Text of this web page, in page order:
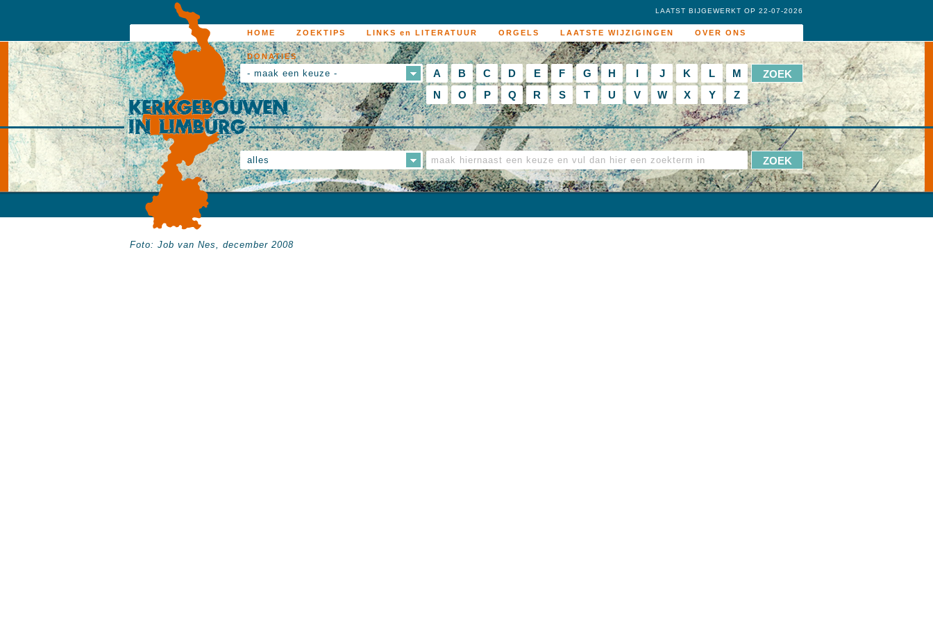
HOME ZOEKTIPS LINKS en LITERATUUR ORGELS LAATSTE WIJZIGINGEN OVER ONS
DONATIES
LAATST BIJGEWERKT OP 22-07-2026
- maak een keuze - A B C D E F G H I J K L
M
N
O P Q R S T U V W X Y Z
alles
Foto: Job van Nes, december 2008